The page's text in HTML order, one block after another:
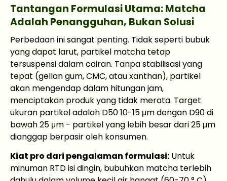
Tantangan Formulasi Utama: Matcha
Adalah Penangguhan, Bukan Solusi
Perbedaan ini sangat penting. Tidak seperti bubuk
yang dapat larut, partikel matcha tetap
tersuspensi dalam cairan. Tanpa stabilisasi yang
tepat (gellan gum, CMC, atau xanthan), partikel
akan mengendap dalam hitungan jam,
menciptakan produk yang tidak merata. Target
ukuran partikel adalah D50 10-15 μm dengan D90 di
bawah 25 μm - partikel yang lebih besar dari 25 μm
dianggap berpasir oleh konsumen.
Kiat pro dari pengalaman formulasi: Untuk
minuman RTD isi dingin, bubuhkan matcha terlebih